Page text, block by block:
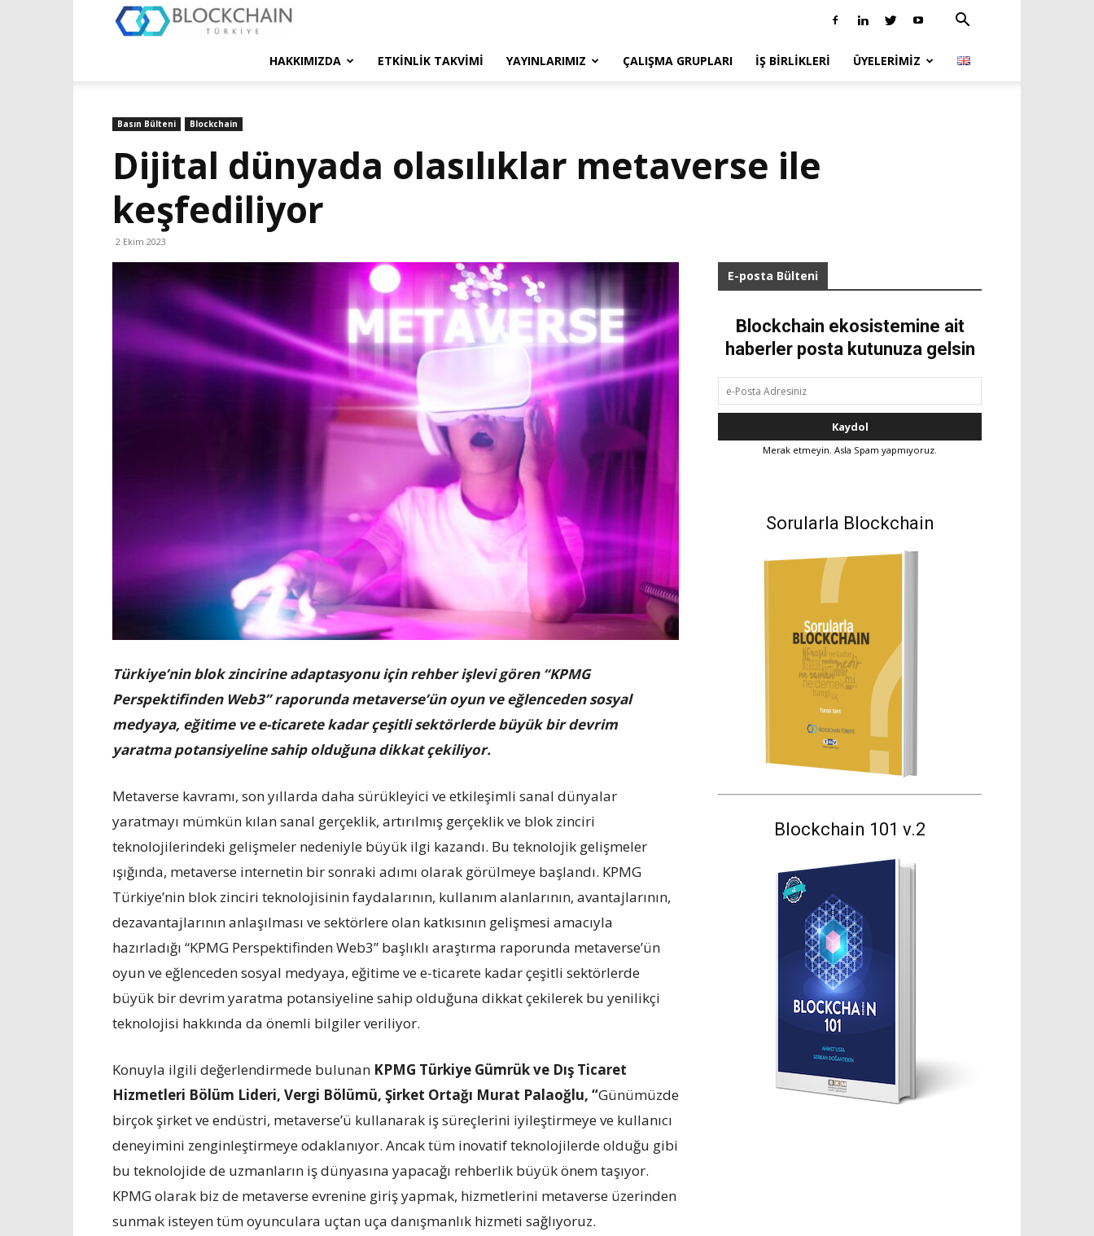
Türkiye
HAKKIMIZDA ETKINLIK TAKVIMI YAYINLARIMIZ ÇALIŞMA GRUPLARI İŞ BIRLIKLERI ÜYELERIMIZ
Basın Bülteni Blockchain
Dijital dünyada olasılıklar metaverse ile
keşfediliyor
2 Ekim 2023
Türkiye’nin blok zincirine adaptasyonu için rehber işlevi gören “KPMG
Perspektifinden Web3” raporunda metaverse’ün oyun ve eğlenceden sosyal
medyaya, eğitime ve e-ticarete kadar çeşitli sektörlerde büyük bir devrim
yaratma potansiyeline sahip olduğuna dikkat çekiliyor.
Metaverse kavramı, son yıllarda daha sürükleyici ve etkileşimli sanal dünyalar
yaratmayı mümkün kılan sanal gerçeklik, artırılmış gerçeklik ve blok zinciri
teknolojilerindeki gelişmeler nedeniyle büyük ilgi kazandı. Bu teknolojik gelişmeler
ışığında, metaverse internetin bir sonraki adımı olarak görülmeye başlandı. KPMG
Türkiye’nin blok zinciri teknolojisinin faydalarının, kullanım alanlarının, avantajlarının,
dezavantajlarının anlaşılması ve sektörlere olan katkısının gelişmesi amacıyla
hazırladığı “KPMG Perspektifinden Web3” başlıklı araştırma raporunda metaverse’ün
oyun ve eğlenceden sosyal medyaya, eğitime ve e-ticarete kadar çeşitli sektörlerde
büyük bir devrim yaratma potansiyeline sahip olduğuna dikkat çekilerek bu yenilikçi
teknolojisi hakkında da önemli bilgiler veriliyor.
Konuyla ilgili değerlendirmede bulunan KPMG Türkiye Gümrük ve Dış Ticaret
Hizmetleri Bölüm Lideri, Vergi Bölümü, Şirket Ortağı Murat Palaoğlu, “Günümüzde
birçok şirket ve endüstri, metaverse’ü kullanarak iş süreçlerini iyileştirmeye ve kullanıcı
deneyimini zenginleştirmeye odaklanıyor. Ancak tüm inovatif teknolojilerde olduğu gibi
bu teknolojide de uzmanların iş dünyasına yapacağı rehberlik büyük önem taşıyor.
KPMG olarak biz de metaverse evrenine giriş yapmak, hizmetlerini metaverse üzerinden
sunmak isteyen tüm oyunculara uçtan uça danışmanlık hizmeti sağlıyoruz.
E-posta Bülteni
Blockchain ekosistemine ait
haberler posta kutunuza gelsin
Merak etmeyin. Asla Spam yapmıyoruz.
Sorularla Blockchain
Blockchain 101 v.2